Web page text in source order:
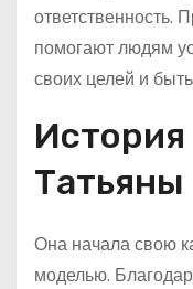
ответственность.
помогают людям
своих целей и
История
Татьяны
Она начала свою
моделью.